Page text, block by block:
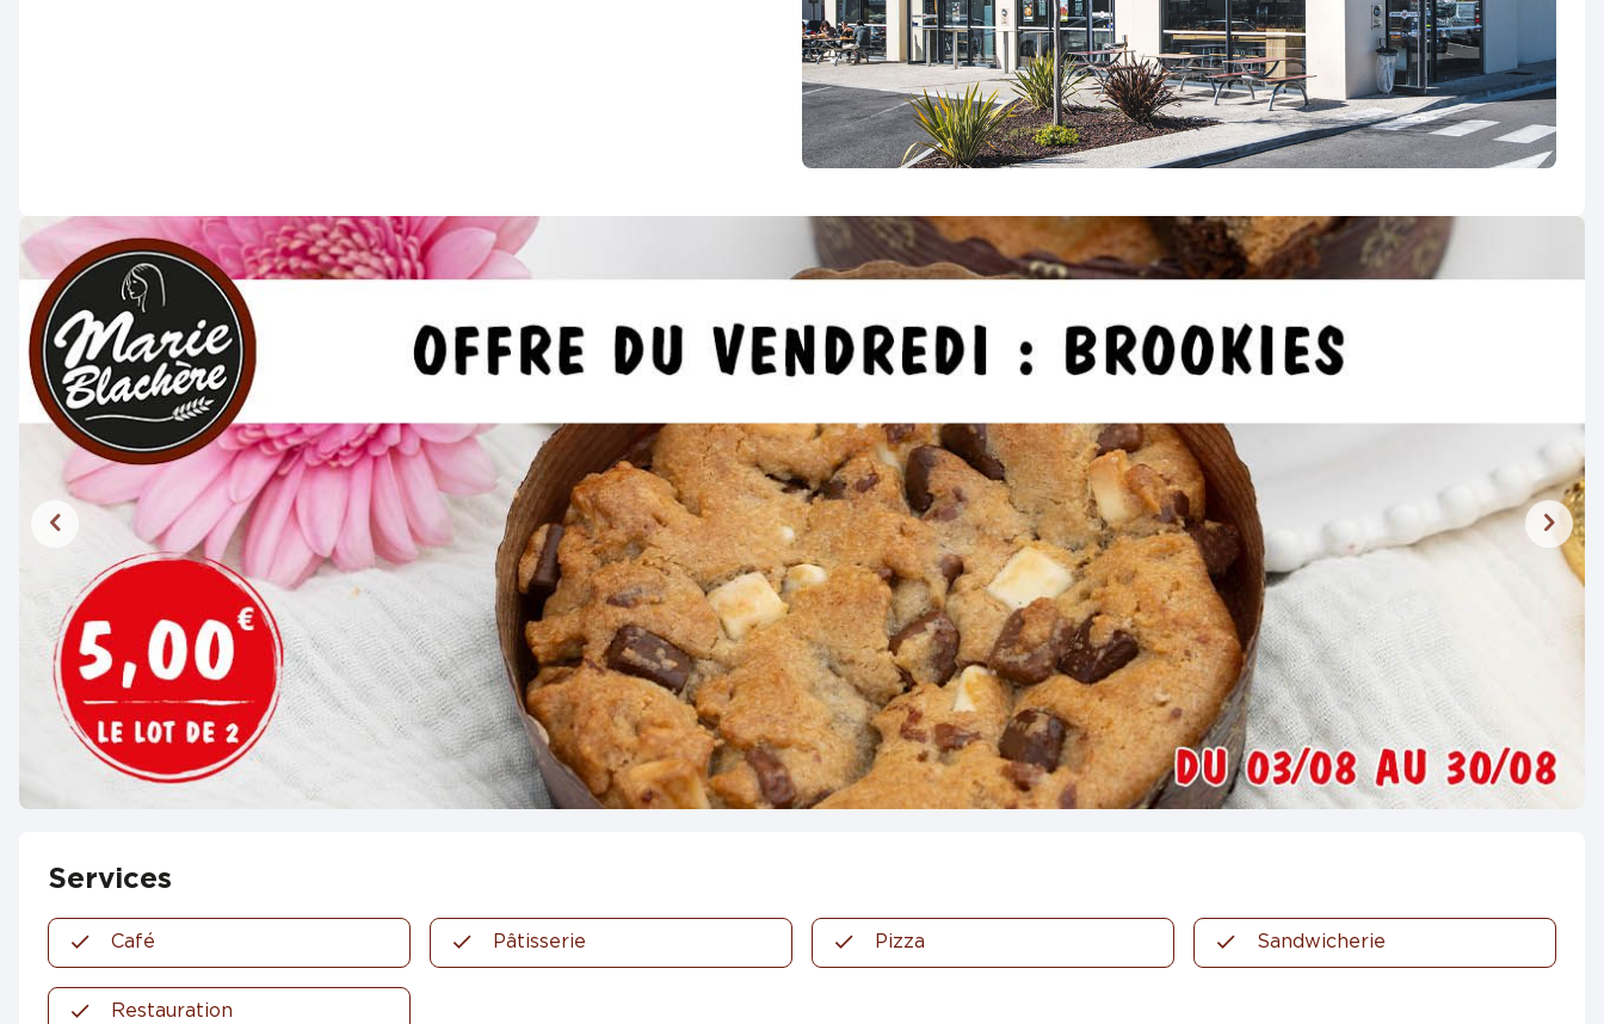
Services
Café Pâtisserie Pizza Sandwicherie
Restauration